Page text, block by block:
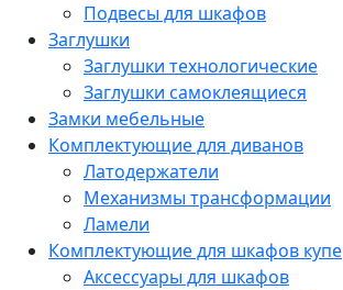
Подвесы для шкафов
Заглушки
Заглушки технологические
Заглушки самоклеящиеся
Замки мебельные
Комплектующие для диванов
Латодержатели
Механизмы трансформации
Ламели
Комплектующие для шкафов купе
Аксессуары для шкафов